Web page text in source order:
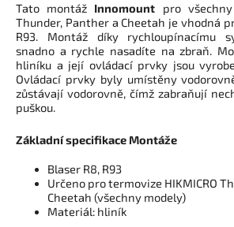
Tato montáž Innomount pro všechny
Thunder, Panther a Cheetah je vhodná
R93. Montáž díky rychloupínacímu
snadno a rychle nasadíte na zbraň.
hliníku a její ovládací prvky jsou
Ovládací prvky byly umístěny
zůstávají vodorovně, čímž zabraňují
puškou.
Základní specifikace Montáže
Blaser R8, R93
Určeno pro termovize HIKMICRO
Cheetah (všechny modely)
Materiál: hliník